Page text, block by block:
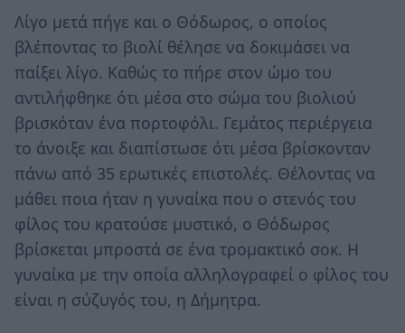
Λίγο μετά πήγε και ο Θόδωρος, ο οποίος
βλέποντας το βιολί θέλησε να δοκιμάσει να
παίξει λίγο. Καθώς το πήρε στον ώμο του
αντιλήφθηκε ότι μέσα στο σώμα του βιολιού
βρισκόταν ένα πορτοφόλι. Γεμάτος περιέργεια
το άνοιξε και διαπίστωσε ότι μέσα βρίσκονταν
πάνω από 35 ερωτικές επιστολές. Θέλοντας να
μάθει ποια ήταν η γυναίκα που ο στενός του
φίλος του κρατούσε μυστικό, ο Θόδωρος
βρίσκεται μπροστά σε ένα τρομακτικό σοκ. Η
γυναίκα με την οποία αλληλογραφεί ο φίλος του
είναι η σύζυγός του, η Δήμητρα.